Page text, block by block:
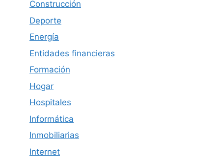
Construcción
Deporte
Energía
Entidades financieras
Formación
Hogar
Hospitales
Informática
Inmobiliarias
Internet